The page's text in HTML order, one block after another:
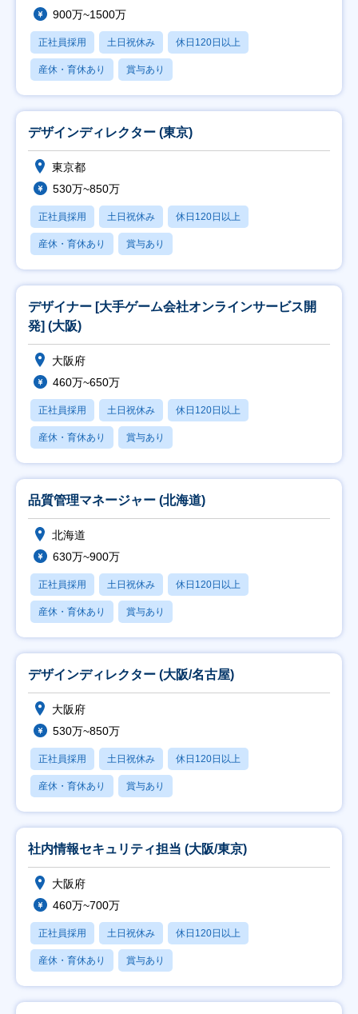
900万~1500万
正社員採用 土日祝休み 休日120日以上
産休・育休あり 賞与あり
デザインディレクター (東京)
東京都
530万~850万
正社員採用 土日祝休み 休日120日以上
産休・育休あり 賞与あり
デザイナー [大手ゲーム会社オンラインサービス開
発] (大阪)
大阪府
460万~650万
正社員採用 土日祝休み 休日120日以上
産休・育休あり 賞与あり
品質管理マネージャー (北海道)
北海道
630万~900万
正社員採用 土日祝休み 休日120日以上
産休・育休あり 賞与あり
デザインディレクター (大阪/名古屋)
大阪府
530万~850万
正社員採用 土日祝休み 休日120日以上
産休・育休あり 賞与あり
社内情報セキュリティ担当 (大阪/東京)
大阪府
460万~700万
正社員採用 土日祝休み 休日120日以上
産休・育休あり 賞与あり